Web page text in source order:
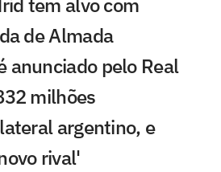
de Almada
anunciado pelo Real
milhões
argentino, e
rival'